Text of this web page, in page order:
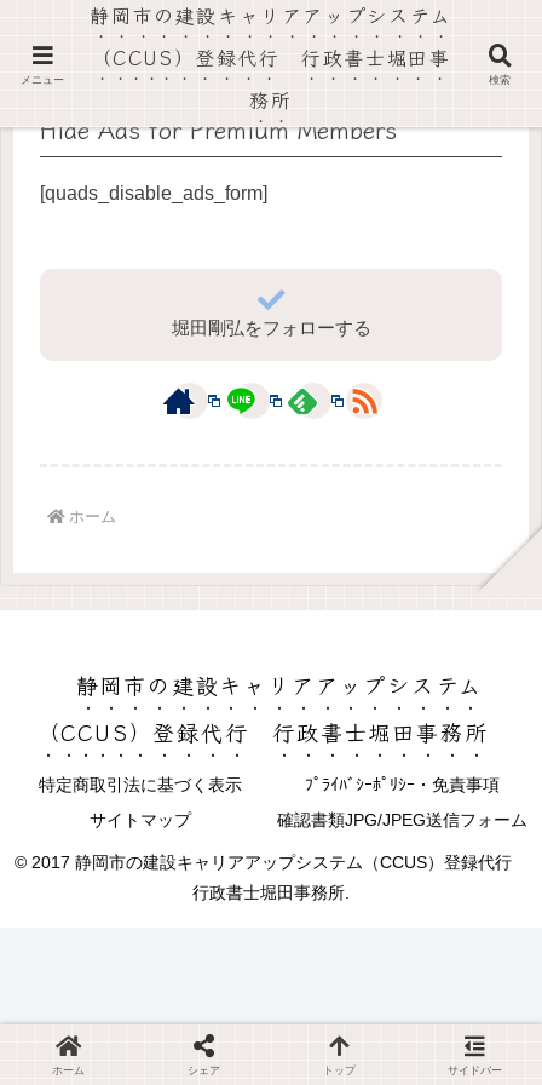
社会保険労務士法人静岡葵事務所・行政書士堀田事務所
Hide Ads for Premium Members
[quads_disable_ads_form]
堀田剛弘をフォローする
ホーム
静岡市の建設キャリアアップシステム
（CCUS）登録代行 行政書士堀田事務所
特定商取引法に基づく表示
ﾌﾟﾗｲﾊﾞｼｰﾎﾟﾘｼｰ・免責事項
サイトマップ
確認書類JPG/JPEG送信フォーム
© 2017 静岡市の建設キャリアアップシステム（CCUS）登録代行
行政書士堀田事務所.
メニュー
静岡市の建設キャリアアップシステム
（CCUS）登録代行 行政書士堀田事
務所
検索
ホーム シェア トップ サイドバー